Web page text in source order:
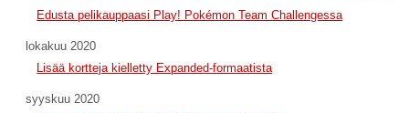
Edusta pelikauppaasi Play! Pokémon Team Challengessa
lokakuu 2020
Lisää kortteja kielletty Expanded-formaatista
syyskuu 2020